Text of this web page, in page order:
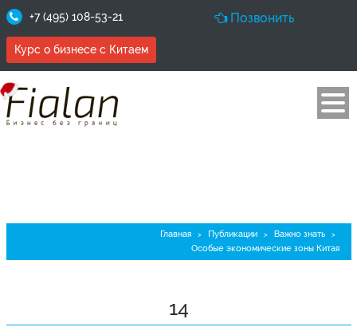
+7 (495) 108-53-21 Позвонить
Курс о бизнесе с Китаем
Главная > Публикации > Важно знать >
Особые экономические зоны Китая
14